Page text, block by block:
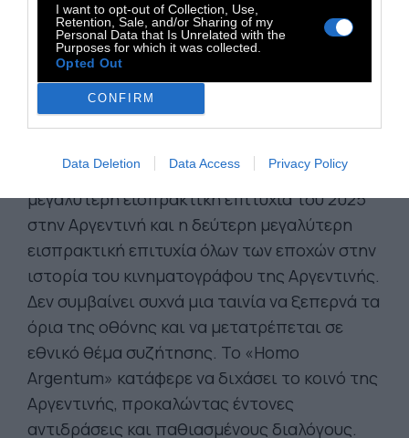
I want to opt-out of Collection, Use,
Retention, Sale, and/or Sharing of my
Personal Data that Is Unrelated with the
Purposes for which it was collected.
Opted Out
CONFIRM
Data Deletion Data Access Privacy Policy
HOMO SAPIENS? (Homo Argentum) •
Ταινία Έναρξης των Gastón Duprat &
Mariano Cohn (Αργεντινή-Ισπανία-Ιταλία,
2025, 95’)• Σάτιρα, Σπονδυλωτή
εκατομμύρια εισιτήρια η ταινία ήταν η
μεγαλύτερη εισπρακτική επιτυχία του 2025
στην Αργεντινή και η δεύτερη μεγαλύτερη
εισπρακτική επιτυχία όλων των εποχών στην
ιστορία του κινηματογράφου της Αργεντινής.
Δεν συμβαίνει συχνά μια ταινία να ξεπερνά τα
όρια της οθόνης και να μετατρέπεται σε
εθνικό θέμα συζήτησης. Το «Homo
Argentum» κατάφερε να διχάσει το κοινό της
Αργεντινής, προκαλώντας έντονες
αντιδράσεις και παθιασμένους διαλόγους.